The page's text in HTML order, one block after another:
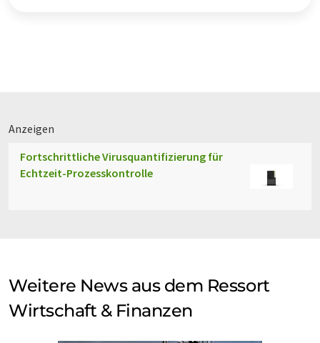
Anzeigen
Fortschrittliche Virusquantifizierung für
Echtzeit-Prozesskontrolle
Weitere News aus dem Ressort
Wirtschaft & Finanzen